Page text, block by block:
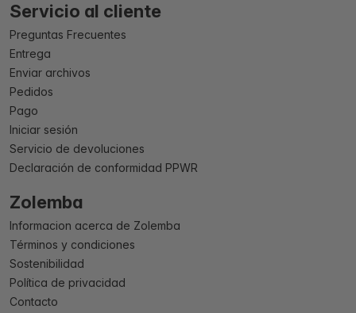
Servicio al cliente
Preguntas Frecuentes
Entrega
Enviar archivos
Pedidos
Pago
Iniciar sesión
Servicio de devoluciones
Declaración de conformidad PPWR
Zolemba
Informacion acerca de Zolemba
Términos y condiciones
Sostenibilidad
Política de privacidad
Contacto